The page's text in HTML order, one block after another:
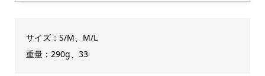
サイズ：S/M、M/L
重量：290g、33